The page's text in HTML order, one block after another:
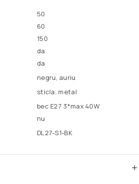
50
60
150
da
da
negru, auriu
sticla, metal
bec E27 3*max 40W
nu
DL27-S1-BK